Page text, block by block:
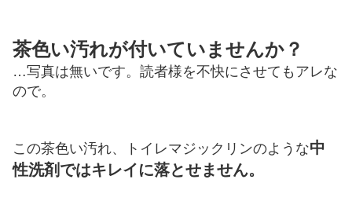
茶色い汚れが付いていませんか？
…写真は無いです。読者様を不快にさせてもアレな
ので。
この茶色い汚れ、トイレマジックリンのような中
性洗剤ではキレイに落とせません。